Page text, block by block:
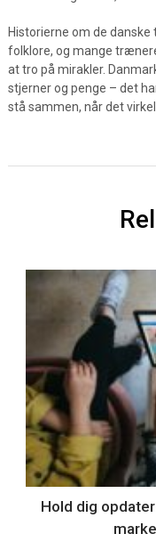
Historierne om de
folklore, og mange
at tro på mirakler.
stjerner og penge – det
stå sammen, når det
Hold dig